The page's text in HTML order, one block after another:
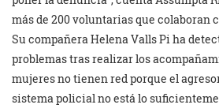
más de 200 voluntarias que colaboran
Su compañera Helena Valls Pi ha
problemas tras realizar los
mujeres no tienen red porque el
sistema policial no está lo